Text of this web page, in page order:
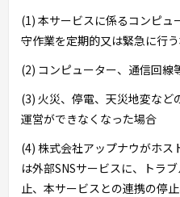
(1) 本サービスに係るコンピュ
守作業を定期的又は緊急に行
(2) コンピューター、通信回
(3) 火災、停電、天災地変など
運営ができなくなった場合
(4) 株式会社アップナウがホス
は外部SNSサービスに、トラ
止、本サービスとの連携の停